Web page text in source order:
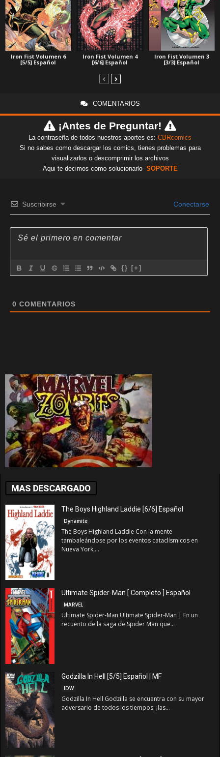
Iron Fist Volumen 6
[5/5] Español
Iron Fist Volumen 4
[6/6] Español
Iron Fist Volumen 3
[3/3] Español
COMENTARIOS
¡Antes de Preguntar!
La contraseña de todos nuestros aportes es: CBRcomics
Si no sabes como descargar los comics, tienes problemas para
visualizarlos o descomprimir los archivos
Aqui te decimos como solucionarlo SOPORTE
Suscribirse Conectarse
{} [+]
0 COMENTARIOS
MAS DESCARGADO
The Boys Highland Laddie [6/6] Español
Dynamite
The Boys Highland Laddie Con la mente
tambaleándose por los eventos cataclísmicos en
Nueva York,...
Ultimate Spider-Man [ Completo ] Español
MARVEL
Ultimate Spider-Man Ultimate Spider-Man | En un
recuento de la saga de Spider Man que...
Godzilla In Hell [5/5] Español | MF
IDW
Godzilla In Hell Godzilla se encuentra con su mayor
adversario de todos los tiempos: ¡las...